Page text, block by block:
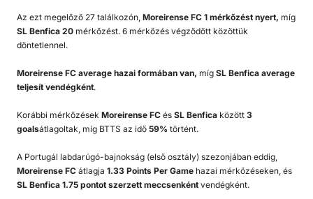
Az ezt megelőző 27 találkozón, Moreirense FC 1 mérkőzést nyert, míg
SL Benfica 20 mérkőzést. 6 mérkőzés végződött közöttük
döntetlennel.
Moreirense FC average hazai formában van, míg SL Benfica average
teljesít vendégként.
Korábbi mérkőzések Moreirense FC és SL Benfica között 3
goalsátlagoltak, míg BTTS az idő 59% történt.
A Portugál labdarúgó-bajnokság (első osztály) szezonjában eddig,
Moreirense FC átlagja 1.33 Points Per Game hazai mérkőzéseken, és
SL Benfica 1.75 pontot szerzett meccsenként vendégként.